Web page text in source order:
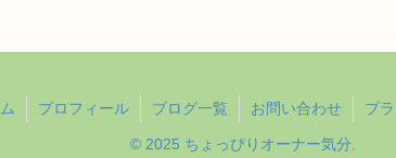
プロフィール ブログ一覧 お問い合わせ プ
© 2025 ちょっぴりオーナー気分.